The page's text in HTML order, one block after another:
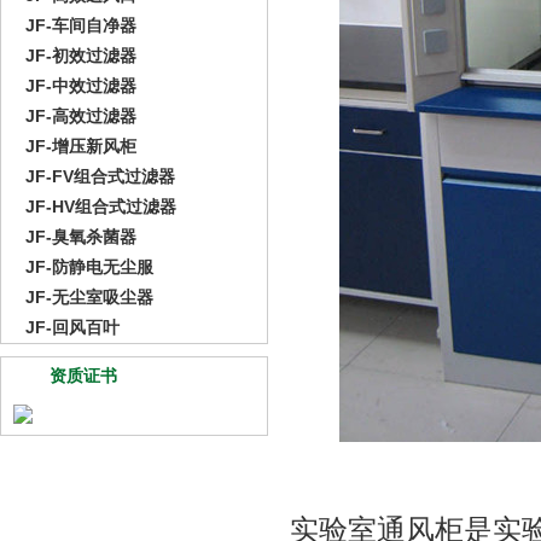
JF-车间自净器
JF-初效过滤器
JF-中效过滤器
JF-高效过滤器
JF-增压新风柜
JF-FV组合式过滤器
JF-HV组合式过滤器
JF-臭氧杀菌器
JF-防静电无尘服
JF-无尘室吸尘器
JF-回风百叶
资质证书
实验室通风柜是实